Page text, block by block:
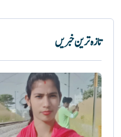
تازہ ترین خبریں